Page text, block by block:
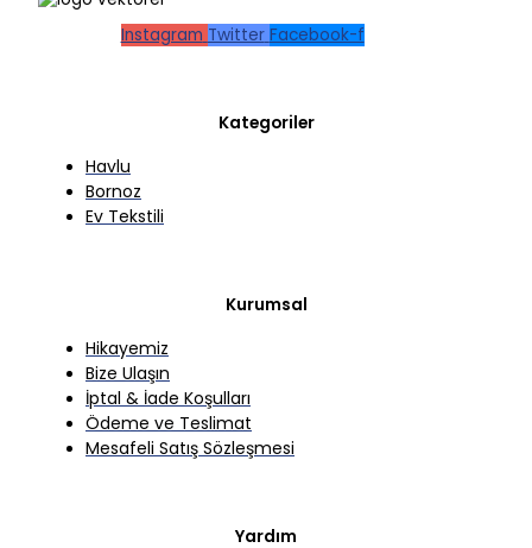
Instagram Twitter Facebook-f
Kategoriler
Havlu
Bornoz
Ev Tekstili
Kurumsal
Hikayemiz
Bize Ulaşın
İptal & İade Koşulları
Ödeme ve Teslimat
Mesafeli Satış Sözleşmesi
Yardım